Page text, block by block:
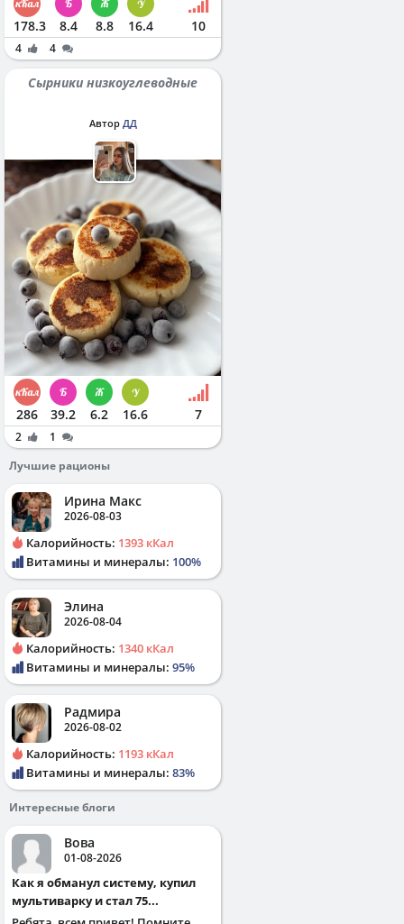
178.3 8.4 8.8 16.4 10
4 4
Сырники низкоуглеводные
Автор ДД
286 39.2 6.2 16.6 7
2
1
Лучшие рационы
Ирина Макс
2026-08-03
Калорийность: 1393 кКал
Витамины и минералы: 100%
Элина
2026-08-04
Калорийность: 1340 кКал
Витамины и минералы: 95%
Радмира
2026-08-02
Калорийность: 1193 кКал
Витамины и минералы: 83%
Интересные блоги
Вова
01-08-2026
Как я обманул систему, купил
мультиварку и стал 75...